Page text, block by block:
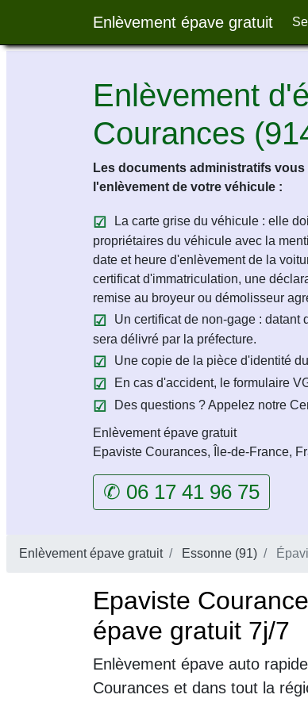
Enlèvement épave gratuit
Enlèvement
Courances
Les documents administratifs
l'enlèvement de votre véhicule :
La carte grise du véhicule : elle
propriétaires du véhicule avec la
date et heure d'enlèvement de la
certificat d'immatriculation, une
remise au broyeur ou démolisseur
Un certificat de non-gage : datant
sera délivré par la préfecture.
Une copie de la pièce d'identité
En cas d'accident, le formulaire
Des questions ? Appelez notre
Enlèvement épave gratuit
Epaviste Courances, Île-de-France,
✆ 06 17 41 96 75
Enlèvement épave gratuit Essonne (91)
Epaviste
épave gratuit 7j/7
Enlèvement épave auto
Courances et dans tout la